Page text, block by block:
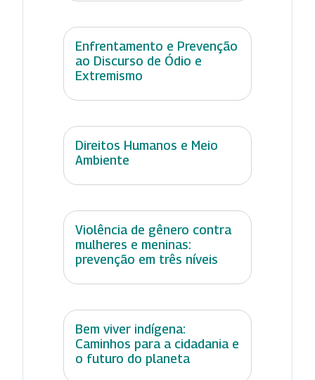
Enfrentamento e Prevenção
ao Discurso de Ódio e
Extremismo
Direitos Humanos e Meio
Ambiente
Violência de gênero contra
mulheres e meninas:
prevenção em três níveis
Bem viver indígena:
Caminhos para a cidadania e
o futuro do planeta